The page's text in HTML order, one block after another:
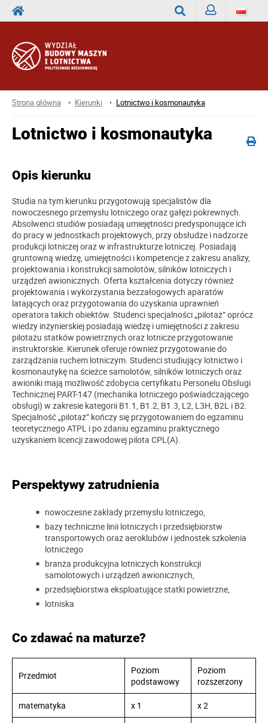
Strona główna Kierunki Lotnictwo i kosmonautyka
Lotnictwo i kosmonautyka
Opis kierunku
Studia na tym kierunku przygotowują specjalistów dla
nowoczesnego przemysłu lotniczego oraz gałęzi pokrewnych.
Absolwenci studiów posiadają umiejętności predysponujące ich
do pracy w jednostkach projektowych, przy obsłudze i nadzorze
produkcji lotniczej oraz w infrastrukturze lotniczej. Posiadają
gruntowną wiedzę, umiejętności i kompetencje z zakresu analizy,
projektowania i konstrukcji samolotów, silników lotniczych i
urządzeń awionicznych. Oferta kształcenia dotyczy również
projektowania i wykorzystania bezzałogowych aparatów
latających oraz przygotowania do uzyskania uprawnień
operatora takich obiektów. Studenci specjalności „pilotaż” oprócz
wiedzy inżynierskiej posiadają wiedzę i umiejętności z zakresu
pilotażu statków powietrznych oraz lotnicze przygotowanie
instruktorskie. Kierunek oferuje również przygotowanie do
zarządzania ruchem lotniczym. Studenci studiujący lotnictwo i
kosmonautykę na ścieżce samolotów, silników lotniczych oraz
awioniki mają możliwość zdobycia certyfikatu Personelu Obsługi
Technicznej PART-147 (mechanika lotniczego poświadczającego
obsługi) w zakresie kategorii B1.1, B1.2, B1.3, L2, L3H, B2L i B2.
Specjalność „pilotaż” kończy się przygotowaniem do egzaminu
teoretycznego ATPL i po zdaniu egzaminu praktycznego
uzyskaniem licencji zawodowej pilota CPL(A).
Perspektywy zatrudnienia
nowoczesne zakłady przemysłu lotniczego,
bazy techniczne linii lotniczych i przedsiębiorstw
transportowych oraz aeroklubów i jednostek szkolenia
lotniczego
branża produkcyjna lotniczych konstrukcji
samolotowych i urządzeń awionicznych,
przedsiębiorstwa eksploatujące statki powietrzne,
lotniska
Co zdawać na maturze?
Przedmiot
Poziom
podstawowy
Poziom
rozszerzony
matematyka x 1 x 2